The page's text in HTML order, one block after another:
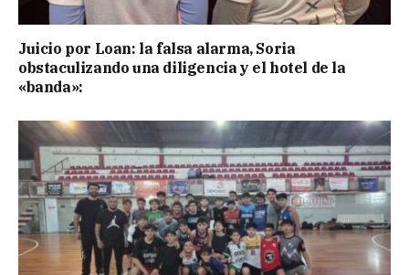
Juicio por Loan: la falsa alarma, Soria
obstaculizando una diligencia y el hotel de la
«banda»: